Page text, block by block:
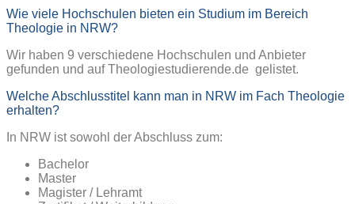
Wie viele Hochschulen bieten ein Studium im Bereich
Theologie in NRW?
Wir haben 9 verschiedene Hochschulen und Anbieter
gefunden und auf Theologiestudierende.de gelistet.
Welche Abschlusstitel kann man in NRW im Fach Theologie
erhalten?
In NRW ist sowohl der Abschluss zum:
Bachelor
Master
Magister / Lehramt